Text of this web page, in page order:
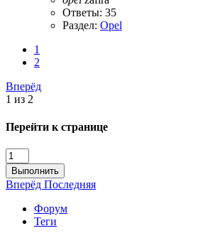
Ответы: 35
Раздел: Opel
1
2
Вперёд
1 из 2
Перейти к странице
Выполнить
Вперёд Последняя
Форум
Теги